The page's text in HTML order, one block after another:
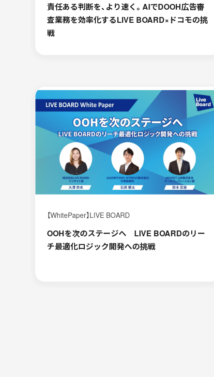
責任ある判断を、より速く。AIでDOOH広告審
査業務を効率化するLIVE BOARD×ドコモの挑
戦
【WhitePaper】LIVE BOARD
OOHを次のステージへ LIVE BOARDのリー
チ最適化ロジック開発への挑戦